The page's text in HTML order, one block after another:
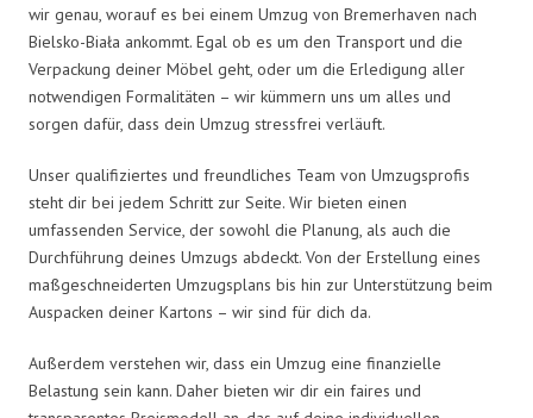
wir genau, worauf es bei einem Umzug von Bremerhaven nach
Bielsko-Biała ankommt. Egal ob es um den Transport und die
Verpackung deiner Möbel geht, oder um die Erledigung aller
notwendigen Formalitäten – wir kümmern uns um alles und
sorgen dafür, dass dein Umzug stressfrei verläuft.
Unser qualifiziertes und freundliches Team von Umzugsprofis
steht dir bei jedem Schritt zur Seite. Wir bieten einen
umfassenden Service, der sowohl die Planung, als auch die
Durchführung deines Umzugs abdeckt. Von der Erstellung eines
maßgeschneiderten Umzugsplans bis hin zur Unterstützung beim
Auspacken deiner Kartons – wir sind für dich da.
Außerdem verstehen wir, dass ein Umzug eine finanzielle
Belastung sein kann. Daher bieten wir dir ein faires und